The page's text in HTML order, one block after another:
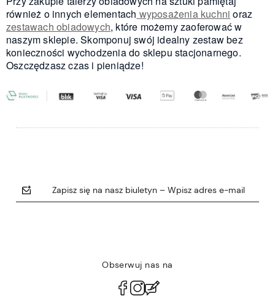
również o innych elementach wyposażenia kuchni oraz
zestawach obiadowych, które możemy zaoferować w
naszym sklepie. Skomponuj swój idealny zestaw bez
konieczności wychodzenia do sklepu stacjonarnego.
Oszczędzasz czas i pieniądze!
Zapisz się na nasz biuletyn – Wpisz adres e-mail
Obserwuj nas na